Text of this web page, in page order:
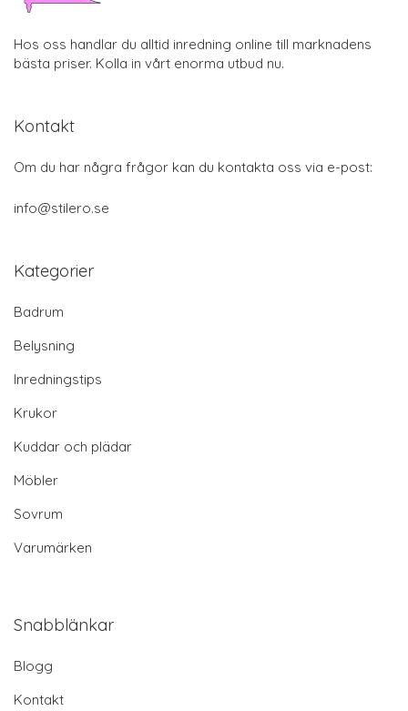
Hos oss handlar du alltid inredning online till marknadens
bästa priser. Kolla in vårt enorma utbud nu.
Kontakt
Om du har några frågor kan du kontakta oss via e-post:
info@stilero.se
Kategorier
Badrum
Belysning
Inredningstips
Krukor
Kuddar och plädar
Möbler
Sovrum
Varumärken
Snabblänkar
Blogg
Kontakt